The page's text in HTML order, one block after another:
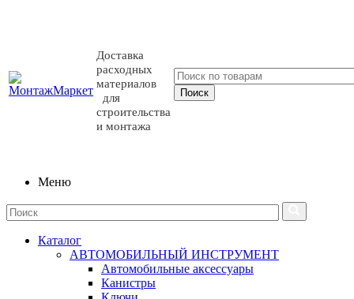
Доставка
расходных
материалов
для
строительства
и монтажа
Меню
Каталог
АВТОМОБИЛЬНЫЙ ИНСТРУМЕНТ
Автомобильные аксессуары
Канистры